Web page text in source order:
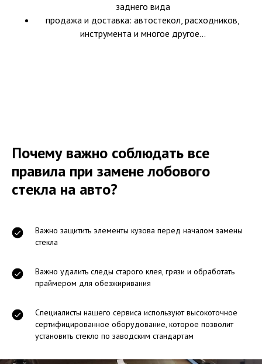
заднего вида
продажа и доставка: автостекол, расходников,
инструмента и многое другое...
Почему важно соблюдать все
правила при замене лобового
стекла на авто?
Важно защитить элементы кузова перед началом замены
стекла
Важно удалить следы старого клея, грязи и обработать
праймером для обезжиривания
Специалисты нашего сервиса используют высокоточное
сертифицированное оборудование, которое позволит
установить стекло по заводским стандартам